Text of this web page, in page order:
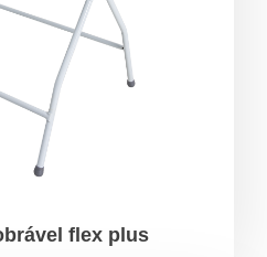
flex plus